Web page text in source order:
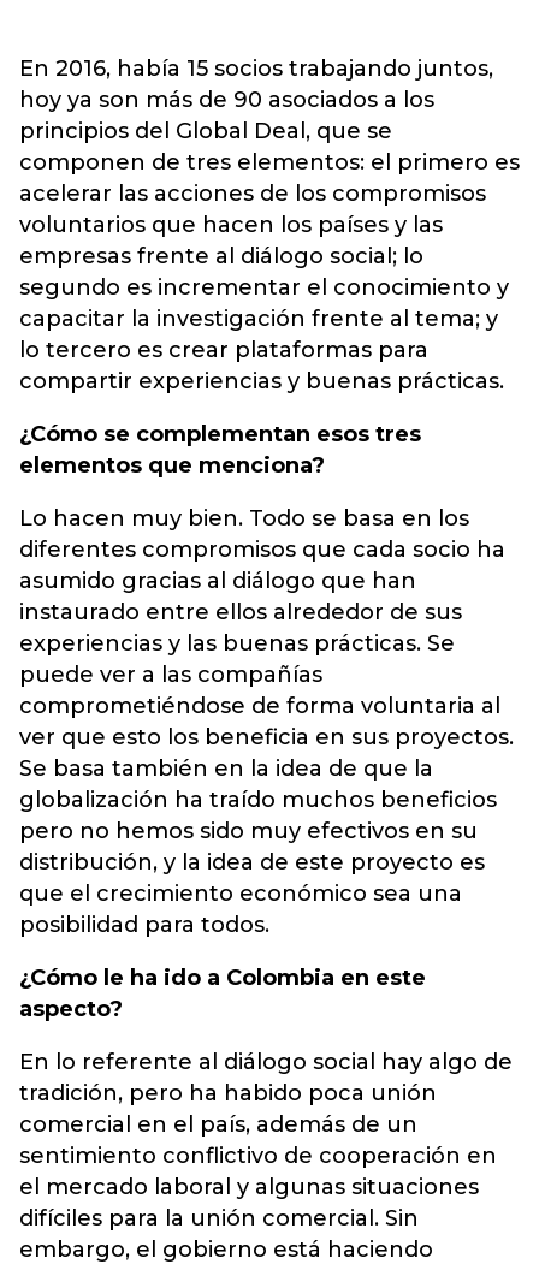
En 2016, había 15 socios trabajando juntos,
hoy ya son más de 90 asociados a los
principios del Global Deal, que se
componen de tres elementos: el primero es
acelerar las acciones de los compromisos
voluntarios que hacen los países y las
empresas frente al diálogo social; lo
segundo es incrementar el conocimiento y
capacitar la investigación frente al tema; y
lo tercero es crear plataformas para
compartir experiencias y buenas prácticas.
¿Cómo se complementan esos tres
elementos que menciona?
Lo hacen muy bien. Todo se basa en los
diferentes compromisos que cada socio ha
asumido gracias al diálogo que han
instaurado entre ellos alrededor de sus
experiencias y las buenas prácticas. Se
puede ver a las compañías
comprometiéndose de forma voluntaria al
ver que esto los beneficia en sus proyectos.
Se basa también en la idea de que la
globalización ha traído muchos beneficios
pero no hemos sido muy efectivos en su
distribución, y la idea de este proyecto es
que el crecimiento económico sea una
posibilidad para todos.
¿Cómo le ha ido a Colombia en este
aspecto?
En lo referente al diálogo social hay algo de
tradición, pero ha habido poca unión
comercial en el país, además de un
sentimiento conflictivo de cooperación en
el mercado laboral y algunas situaciones
difíciles para la unión comercial. Sin
embargo, el gobierno está haciendo